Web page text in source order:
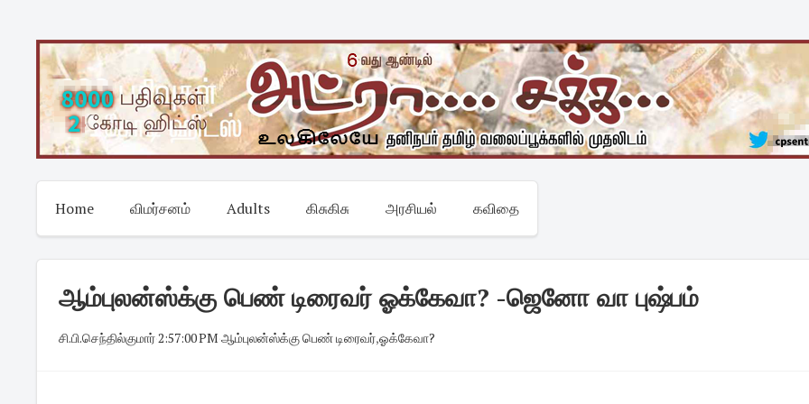
content
Home விமர்சனம் Adults கிசுகிசு அரசியல் கவிதை
ஆம்புலன்ஸ்க்கு பெண் டிரைவர் ஓக்கேவா? -ஜெனோ வா புஷ்பம்
சி.பி.செந்தில்குமார்·2:57:00 PM ·ஆம்புலன்ஸ்க்கு பெண் டிரைவர்,ஓக்கேவா?